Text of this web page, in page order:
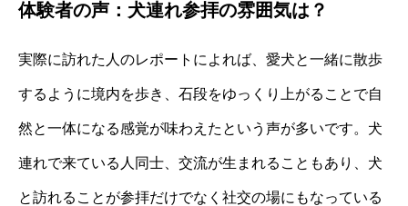
体験者の声：犬連れ参拝の雰囲気は？
実際に訪れた人のレポートによれば、愛犬と一緒に散歩
するように境内を歩き、石段をゆっくり上がることで自
然と一体になる感覚が味わえたという声が多いです。犬
連れで来ている人同士、交流が生まれることもあり、犬
と訪れることが参拝だけでなく社交の場にもなっている